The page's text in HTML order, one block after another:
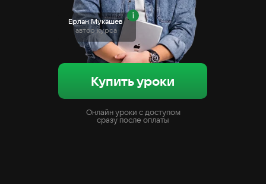
Ерлан Мукашев
автор курса
Онлайн уроки с доступом
сразу после оплаты
Купить уроки